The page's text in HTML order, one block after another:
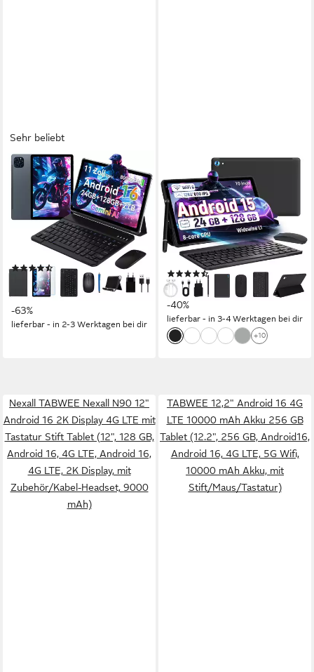
Sehr beliebt
KINGRID
11" Android 16 WiFi mit
Tastatur/Hülle/Maus Tablet
11 Zoll Bildschirmdiagonale
Speichergröße
1920x1200 px Bildschirmauflösung
Produktdatenblatt
(20)
109,99 € UVP
299,99 €
10,05 €mtl. in 12 Raten
-63%
lieferbar - in 2-3 Werktagen bei dir
10.1 Zoll Android,
4GB/6GB+128GB, 1280x800
HD, incl. Hülle Set Tablet
10 Zoll Bildschirmdiagonale
128 GB Speichergröße
1280 x 800 px Bildschirmauflösung
(64)
95,99 €
-40%
lieferbar - in 3-4 Werktagen bei dir
+10
Nexall TABWEE Nexall N90 12"
Android 16 2K Display 4G LTE mit
Tastatur Stift Tablet (12", 128 GB,
Android 16, 4G LTE, Android 16,
4G LTE, 2K Display, mit
Zubehör/Kabel-Headset, 9000
mAh)
TABWEE 12,2" Android 16 4G
LTE 10000 mAh Akku 256 GB
Tablet (12.2", 256 GB, Android16,
Android 16, 4G LTE, 5G Wifi,
10000 mAh Akku, mit
Stift/Maus/Tastatur)